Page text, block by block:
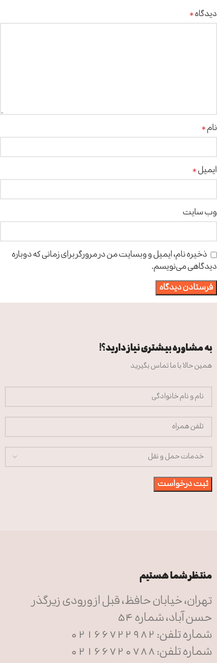
دیدگاه*
نام*
ایمیل*
وب‌ سایت
ذخیره نام، ایمیل و وبسایت من در مرورگر برای زمانی که دوباره
دیدگاهی می‌نویسم.
به مشاوره بیشتری نیاز دارید؟!
همین حالا با ما تماس بگیرید
منتظر شما هستیم
تهران، خیابان حافظ، قبل از ورودی زیرگذر
حسن آباد، شماره 54
شماره تلفن: 02166722982
شماره تلفن: 02166720788